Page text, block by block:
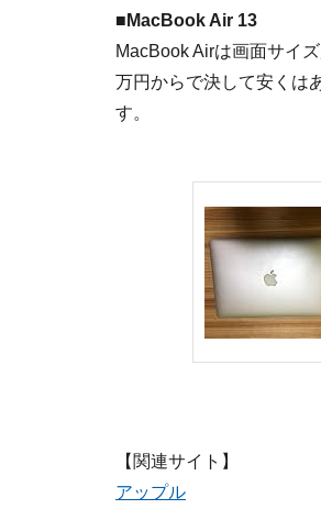
■MacBook Air 13
MacBook Airは画面サイ
万円からで決して安くは
す。
【関連サイト】
アップル